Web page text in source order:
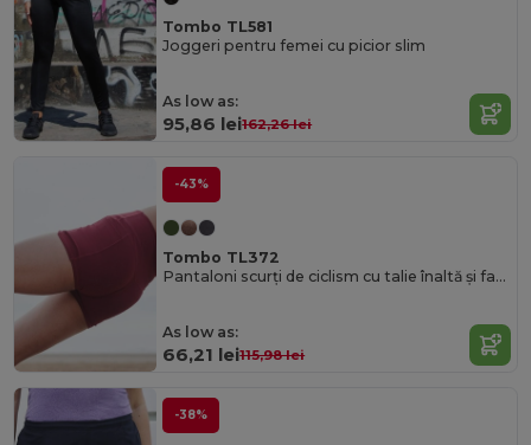
Tombo TL581
Joggeri pentru femei cu picior slim
As low as:
95,86 lei162,26 lei
-43%
Tombo TL372
Pantaloni scurți de ciclism cu talie înaltă și față fără cusături
As low as:
66,21 lei115,98 lei
-38%